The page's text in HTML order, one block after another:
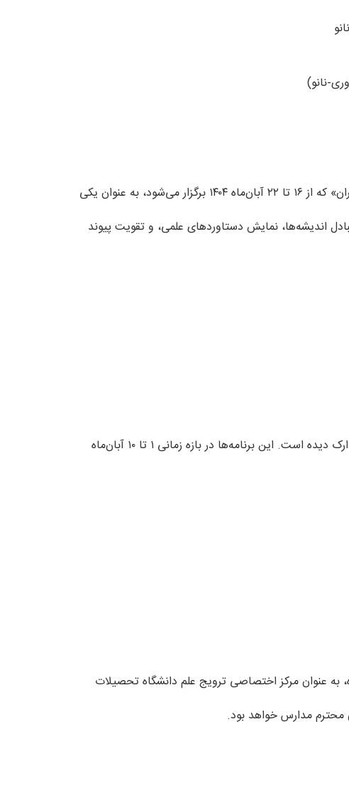
خانه علم دانشگاه تحصیلات تکمیلی علوم پایه زنجان با افتخار اعلام می‌کند که در چهاردهمین دوره «هفته ترویج علم ایران» که از ۱۶ تا ۲۲ آبان‌ماه ۱۴۰۴ برگزار می‌شود، به عنوان یکی
اندیشه‌ها، نمایش دستاوردهای علمی، و تقویت پیوند
خانه علم به مناسبت دهه ریاضیات، مجموعه‌ای از برنامه‌های جذاب و علمی را برای علاقه‌مندان و دانش‌آموزان استان تدارک دیده است. این برنامه‌ها در بازه زمانی ۱ تا ۱۰ آبان‌ماه
به عنوان مرکز اختصاصی ترویج علم دانشگاه تحصیلات
محترم مدارس خواهد بود.